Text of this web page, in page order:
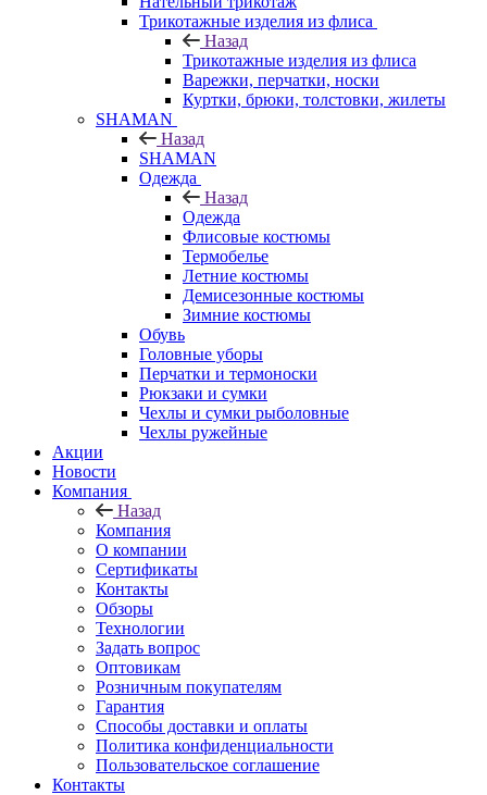
Трикотажные изделия из флиса
Назад
Трикотажные изделия из флиса
Варежки, перчатки, носки
Куртки, брюки, толстовки, жилеты
SHAMAN
Назад
SHAMAN
Одежда
Назад
Одежда
Флисовые костюмы
Термобелье
Летние костюмы
Демисезонные костюмы
Зимние костюмы
Обувь
Головные уборы
Перчатки и термоноски
Рюкзаки и сумки
Чехлы и сумки рыболовные
Чехлы ружейные
Акции
Новости
Компания
Назад
Компания
О компании
Сертификаты
Контакты
Обзоры
Технологии
Задать вопрос
Оптовикам
Розничным покупателям
Гарантия
Способы доставки и оплаты
Политика конфиденциальности
Пользовательское соглашение
Контакты